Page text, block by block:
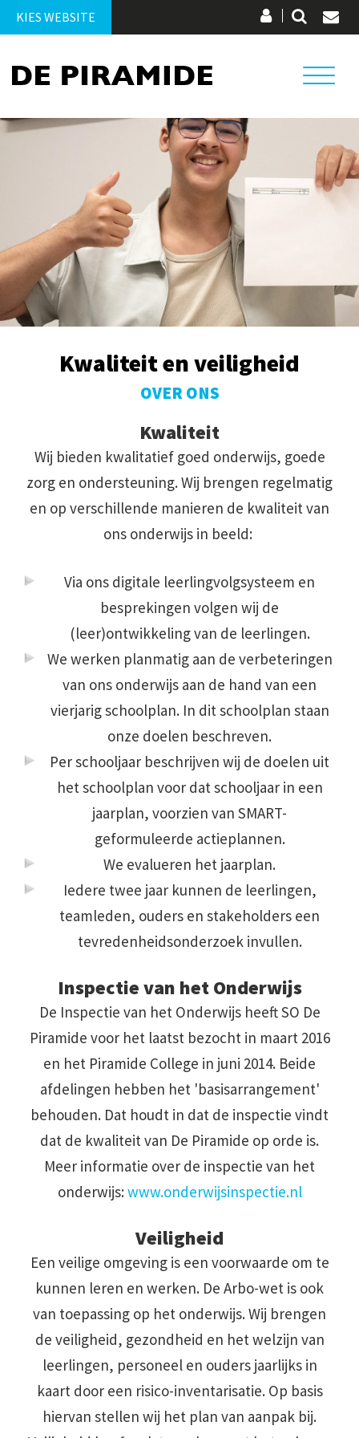
KIES WEBSITE
Kwaliteit en veiligheid
OVER ONS
Kwaliteit
Wij bieden kwalitatief goed onderwijs, goede
zorg en ondersteuning. Wij brengen regelmatig
en op verschillende manieren de kwaliteit van
ons onderwijs in beeld:
Via ons digitale leerlingvolgsysteem en
besprekingen volgen wij de
(leer)ontwikkeling van de leerlingen.
We werken planmatig aan de verbeteringen
van ons onderwijs aan de hand van een
vierjarig schoolplan. In dit schoolplan staan
onze doelen beschreven.
Per schooljaar beschrijven wij de doelen uit
het schoolplan voor dat schooljaar in een
jaarplan, voorzien van SMART-
geformuleerde actieplannen.
We evalueren het jaarplan.
Iedere twee jaar kunnen de leerlingen,
teamleden, ouders en stakeholders een
tevredenheidsonderzoek invullen.
Inspectie van het Onderwijs
De Inspectie van het Onderwijs heeft SO De
Piramide voor het laatst bezocht in maart 2016
en het Piramide College in juni 2014. Beide
afdelingen hebben het 'basisarrangement'
behouden. Dat houdt in dat de inspectie vindt
dat de kwaliteit van De Piramide op orde is.
Meer informatie over de inspectie van het
onderwijs:www.onderwijsinspectie.nl
Veiligheid
Een veilige omgeving is een voorwaarde om te
kunnen leren en werken. De Arbo-wet is ook
van toepassing op het onderwijs. Wij brengen
de veiligheid, gezondheid en het welzijn van
leerlingen, personeel en ouders jaarlijks in
kaart door een risico-inventarisatie. Op basis
hiervan stellen wij het plan van aanpak bij.